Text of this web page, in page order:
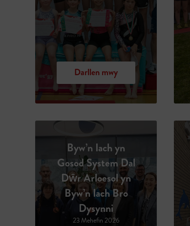
Darllen mwy
Byw’n Iach yn
Gosod System Dal
Dŵr Arloesol yn
Byw’n Iach Bro
Dysynni
23 Mehefin 2026